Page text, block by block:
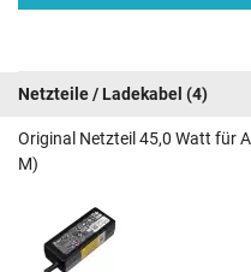
Netzteile / Ladekabel (4)
Original Netzteil 45,0 Watt für
M)